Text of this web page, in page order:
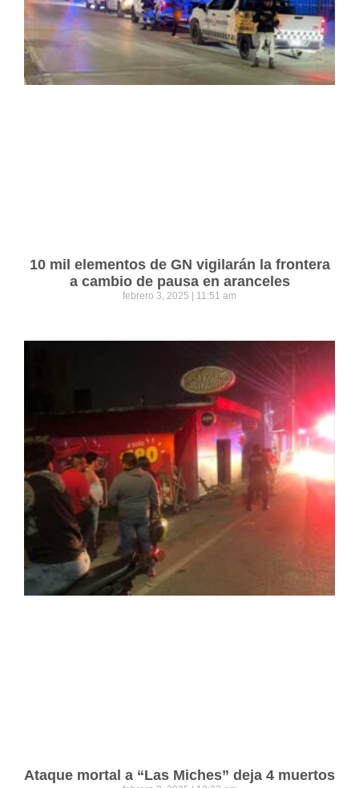
10 mil elementos de GN vigilarán la frontera
a cambio de pausa en aranceles
febrero 3, 2025 11:51 am
Ataque mortal a “Las Miches” deja 4 muertos